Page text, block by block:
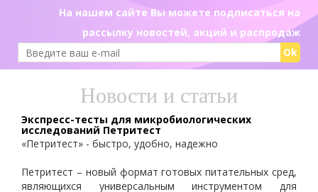
На нашем сайте Вы можете подписаться на
рассылку новостей, акций и распродаж
Ok
Новости и статьи
Экспресс-тесты для микробиологических
исследований Петритест
«Петритест» - быстро, удобно, надежно
Петритест – новый формат готовых питательных сред,
являющихся универсальным инструментом для